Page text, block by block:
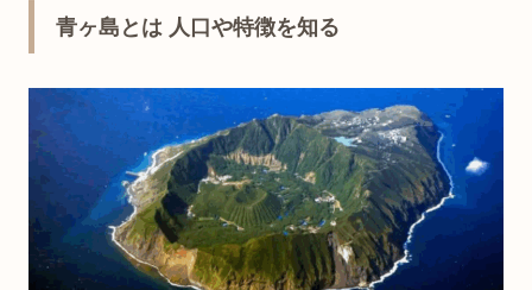
青ヶ島とは 人口や特徴を知る